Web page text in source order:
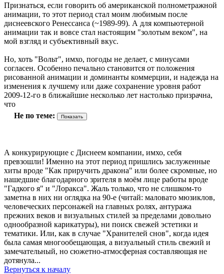
Признаться, если говорить об американской полнометражной
анимации, то этот период стал моим любимым после
диснеевского Ренессанса (~1989-99). А для компьютерной
анимации так и вовсе стал настоящим "золотым веком", на
мой взгляд и субъективный вкус.
Но, хоть "Вольт", имхо, погоды не делает, с минусами
согласен. Особенно печально становится от положения
рисованной анимации и доминанты коммерции, и надежда на
изменения к лучшему или даже сохранение уровня работ
2009-12-го в ближайшие несколько лет настолько призрачна,
что
Не по теме:
А конкурирующие с Диснеем компании, имхо, себя
превзошли! Именно на этот период пришлись заслуженные
хиты вроде "Как приручить дракона" или более скромные, но
нашедшие благодарного зрителя в моём лице работы вроде
"Гадкого я" и "Лоракса". Жаль только, что не слишком-то
заметна в них ни оглядка на 90-е (читай: маловато мюзиклов,
человеческих персонажей на главных ролях, антуража
прежних веков и визуальных стилей за пределами довольно
однообразной карикатуры), ни поиск свежей эстетики и
тематики. Или, как в случае "Хранителей снов", когда идея
была самая многообещающая, а визуальный стиль свежий и
замечательный, но сюжетно-атмосферная составляющая не
дотянула...
Вернуться к началу